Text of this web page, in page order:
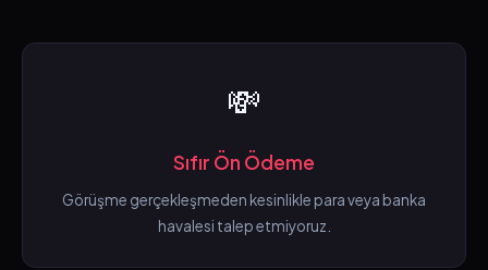
💸
Sıfır Ön Ödeme
Görüşme gerçekleşmeden kesinlikle para veya banka
havalesi talep etmiyoruz.